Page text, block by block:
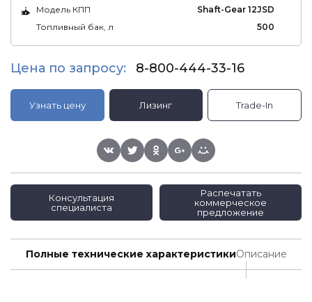
Модель КПП
Shaft-Gear 12JSD
Топливный бак, л
500
Цена по запросу: 8-800-444-33-16
Узнать цену Лизинг Trade-In
Консультация
специалиста
Распечатать
коммерческое
предложение
Полные технические характеристикиОписание